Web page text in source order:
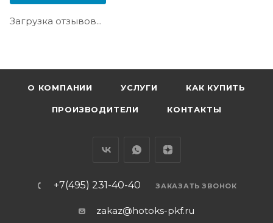
Загрузка отзывов...
О КОМПАНИИ УСЛУГИ КАК КУПИТЬ
ПРОИЗВОДИТЕЛИ КОНТАКТЫ
+7(495) 231-40-40 ЗАКАЗАТЬ ЗВОНОК
zakaz@hotoks-pkf.ru